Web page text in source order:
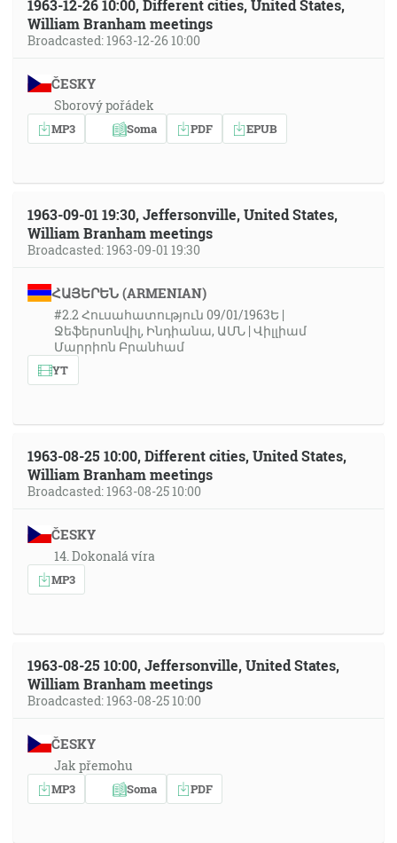
1963-12-26 10:00, Different cities, United States,
William Branham meetings
Broadcasted: 1963-12-26 10:00
ČESKY
Sborový pořádek
MP3 Soma PDF EPUB
1963-09-01 19:30, Jeffersonville, United States,
William Branham meetings
Broadcasted: 1963-09-01 19:30
ՀԱՅԵՐԵՆ (ARMENIAN)
#2.2 Հուսահատություն 09/01/1963Ե |
Ջեֆերսոնվիլ, Ինդիանա, ԱՄՆ | Վիլլիամ
Մարրիոն Բրանհամ
YT
1963-08-25 10:00, Different cities, United States,
William Branham meetings
Broadcasted: 1963-08-25 10:00
ČESKY
14. Dokonalá víra
MP3
1963-08-25 10:00, Jeffersonville, United States,
William Branham meetings
Broadcasted: 1963-08-25 10:00
ČESKY
Jak přemohu
MP3 Soma PDF